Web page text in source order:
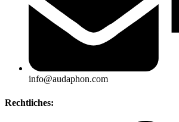
info@audaphon.com
Rechtliches: